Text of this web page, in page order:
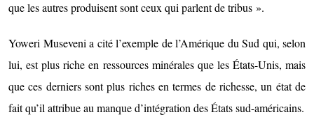
que les autres produisent sont ceux qui parlent de tribus ».
Yoweri Museveni a cité l’exemple de l’Amérique du Sud qui, selon
lui, est plus riche en ressources minérales que les États-Unis, mais
que ces derniers sont plus riches en termes de richesse, un état de
fait qu’il attribue au manque d’intégration des États sud-américains.